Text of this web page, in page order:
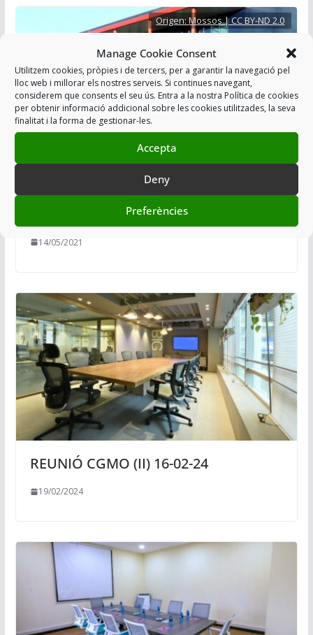
Manage Cookie Consent
Utilitzem cookies, pròpies i de tercers, per a garantir la navegació pel
lloc web i millorar els nostres serveis. Si continues navegant,
considerem que consents el seu ús. Entra a la nostra Política de cookies
per obtenir informació addicional sobre les cookies utilitzades, la seva
finalitat i la forma de gestionar-les.
Accepta
Deny
Preferències
Origen:Mossos | CC BY-ND 2.0
COMISSARIA MOSSOS LLEIDA: 6
SETMANES SENSE AIGUA CALENTA NI
14/05/2021
REUNIÓ CGMO (II) 16-02-24
19/02/2024